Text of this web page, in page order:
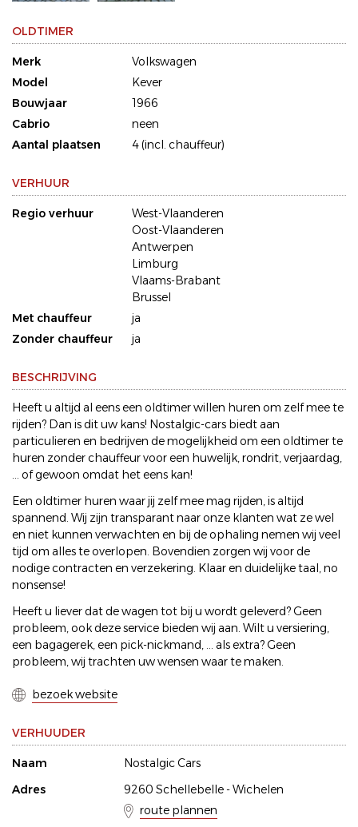
OLDTIMER
Merk
Volkswagen
Model
Kever
Bouwjaar
1966
Cabrio
neen
Aantal plaatsen
4 (incl. chauffeur)
VERHUUR
Regio verhuur
West-Vlaanderen
Oost-Vlaanderen
Antwerpen
Limburg
Vlaams-Brabant
Brussel
Met chauffeur
ja
Zonder chauffeur
ja
BESCHRIJVING
Heeft u altijd al eens een oldtimer willen huren om zelf mee te
rijden? Dan is dit uw kans! Nostalgic-cars biedt aan
particulieren en bedrijven de mogelijkheid om een oldtimer te
huren zonder chauffeur voor een huwelijk, rondrit, verjaardag,
... of gewoon omdat het eens kan!
Een oldtimer huren waar jij zelf mee mag rijden, is altijd
spannend. Wij zijn transparant naar onze klanten wat ze wel
en niet kunnen verwachten en bij de ophaling nemen wij veel
tijd om alles te overlopen. Bovendien zorgen wij voor de
nodige contracten en verzekering. Klaar en duidelijke taal, no
nonsense!
Heeft u liever dat de wagen tot bij u wordt geleverd? Geen
probleem, ook deze service bieden wij aan. Wilt u versiering,
een bagagerek, een pick-nickmand, ... als extra? Geen
probleem, wij trachten uw wensen waar te maken.
bezoek website
VERHUUDER
Naam
Nostalgic Cars
Adres
9260 Schellebelle - Wichelen
route plannen